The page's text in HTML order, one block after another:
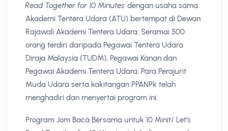
Read Together for 10 Minutes dengan usaha sama
Akademi Tentera Udara (ATU) bertempat di Dewan
Rajawali Akademi Tentera Udara. Seramai 500
orang terdiri daripada Pegawai Tentera Udara
Diraja Malaysia (TUDM), Pegawai Kanan dan
Pegawai Akademi Tentera Udara, Para Perajurit
Muda Udara serta kakitangan PPANPk telah
menghadiri dan menyertai program ini.
Program Jom Baca Bersama untuk 10 Minit/ Let’s